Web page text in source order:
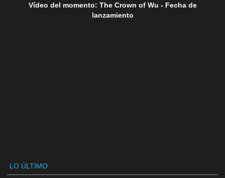
Vídeo del momento: The Crown of Wu - Fecha de
lanzamiento
LO ÚLTIMO